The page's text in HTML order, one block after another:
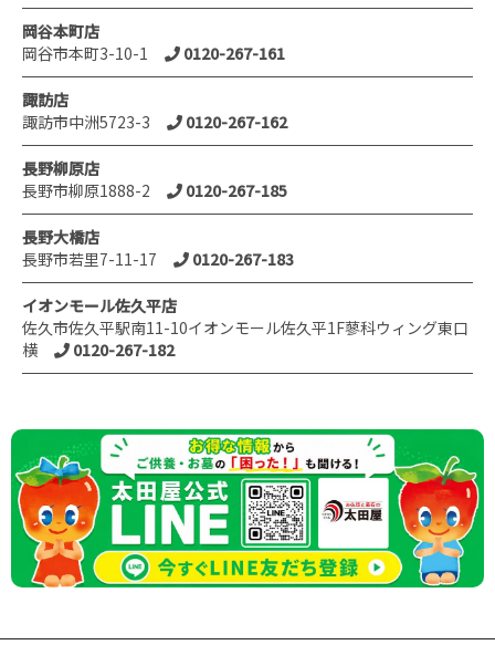
岡谷本町店
岡谷市本町3-10-1
0120-267-161
諏訪店
諏訪市中洲5723-3
0120-267-162
長野柳原店
長野市柳原1888-2
0120-267-185
長野大橋店
長野市若里7-11-17
0120-267-183
イオンモール佐久平店
佐久市佐久平駅南11-10イオンモール佐久平1F蓼科ウィング東口
横
0120-267-182